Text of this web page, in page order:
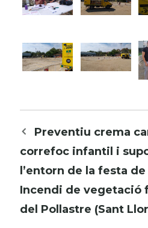
Navegació
per
entrades
Preventiu crema
correfoc infantil i
l’entorn de la festa de
Incendi de vegetació
del Pollastre (Sant